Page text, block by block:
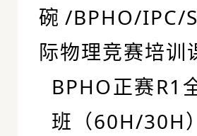
碗/BPHO/IPC/
际物理竞赛培训
BPHO正赛R1
班（60H/30H）